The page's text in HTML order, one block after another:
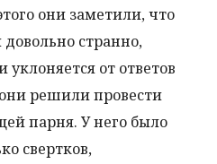
они заметили, что
довольно странно,
от ответов
решили провести
парня. У него было
свертков,